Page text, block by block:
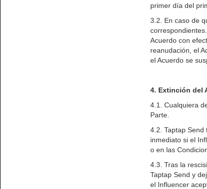
primer día del
3.2. En caso de
Acuerdo con
reanudación, el
el Acuerdo se
4. Extinción del
4.1. Cualquiera
Parte.
4.2. Taptap
inmediato si el
o en las
4.3. Tras la
Taptap Send y
el Influencer